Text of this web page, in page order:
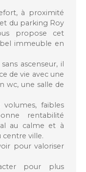
à proximité
du parking Roy
propose cet
immeuble en
ascenseur, il
de vie avec une
wc, une salle de
volumes, faibles
rentabilité
au calme et à
centre ville.
pour valoriser
pour plus